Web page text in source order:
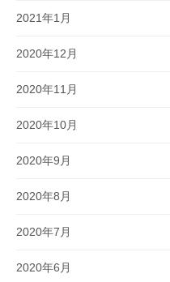
2021年1月
2020年12月
2020年11月
2020年10月
2020年9月
2020年8月
2020年7月
2020年6月